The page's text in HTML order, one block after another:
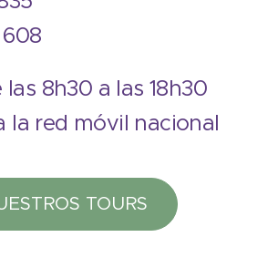
608
8h30 a las 18h30
la red móvil nacional
TOURS